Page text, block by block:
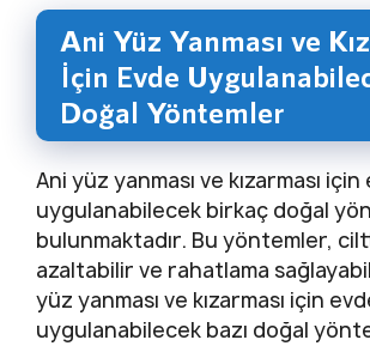
Ani Yüz Yanması ve
İçin Evde
Doğal Yöntemler
Ani yüz yanması ve kızarması için
uygulanabilecek birkaç doğal
bulunmaktadır. Bu yöntemler,
azaltabilir ve rahatlama
yüz yanması ve kızarması için
uygulanabilecek bazı doğal